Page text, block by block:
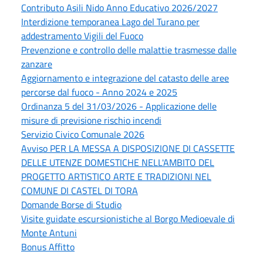
Contributo Asili Nido Anno Educativo 2026/2027
Interdizione temporanea Lago del Turano per
addestramento Vigili del Fuoco
Prevenzione e controllo delle malattie trasmesse dalle
zanzare
Aggiornamento e integrazione del catasto delle aree
percorse dal fuoco - Anno 2024 e 2025
Ordinanza 5 del 31/03/2026 - Applicazione delle
misure di previsione rischio incendi
Servizio Civico Comunale 2026
Avviso PER LA MESSA A DISPOSIZIONE DI CASSETTE
DELLE UTENZE DOMESTICHE NELL'AMBITO DEL
PROGETTO ARTISTICO ARTE E TRADIZIONI NEL
COMUNE DI CASTEL DI TORA
Domande Borse di Studio
Visite guidate escursionistiche al Borgo Medioevale di
Monte Antuni
Bonus Affitto